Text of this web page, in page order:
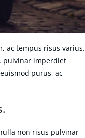
ac tempus risus varius.
pulvinar imperdiet
purus, ac
non risus pulvinar